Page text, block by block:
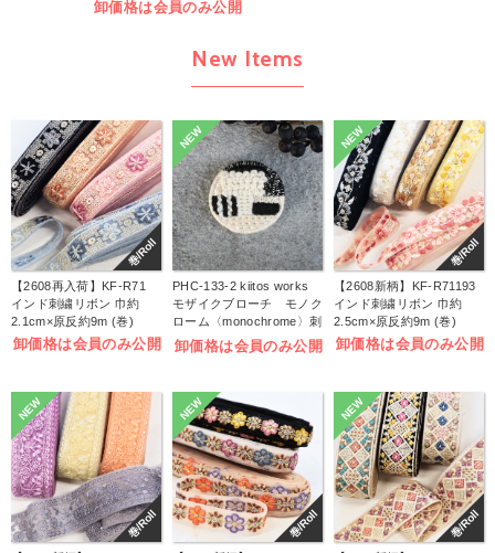
卸価格は会員のみ公開
New Items
巻/Roll
【2608再入荷】KF-R71
インド刺繍リボン 巾約
2.1cm×原反約9m (巻)
卸価格は会員のみ公開
NEW
PHC-133-2 kiitos works
モザイクブローチ モノク
ローム〈monochrome〉刺
しゅうキット (袋)
卸価格は会員のみ公開
巻/Roll
NEW
【2608新柄】KF-R71193
インド刺繍リボン 巾約
2.5cm×原反約9m (巻)
卸価格は会員のみ公開
NEW
巻/Roll 巻/Roll
NEW
巻/Roll
NEW